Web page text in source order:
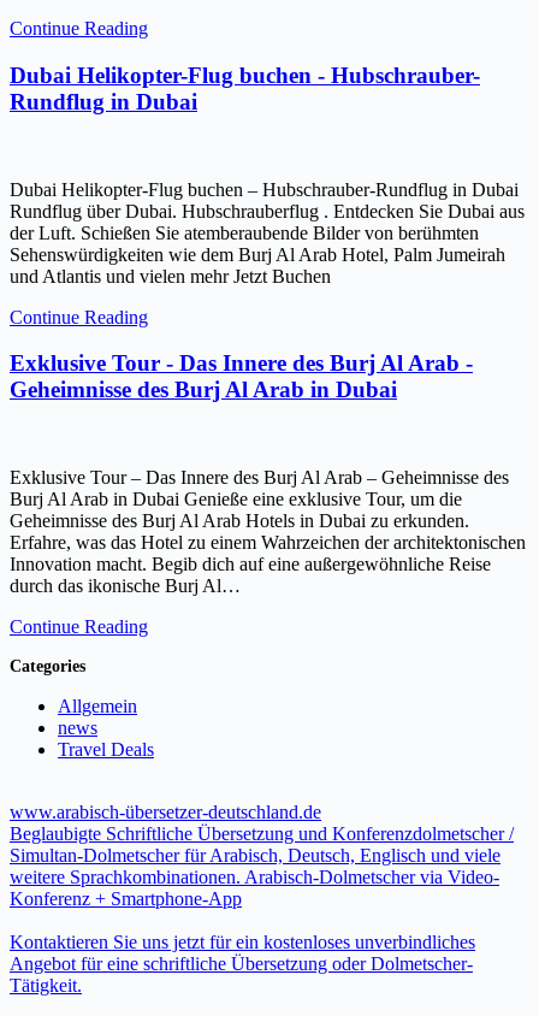
Continue Reading
Dubai Helikopter-Flug buchen - Hubschrauber-
Rundflug in Dubai
Dubai Helikopter-Flug buchen – Hubschrauber-Rundflug in Dubai
Rundflug über Dubai. Hubschrauberflug . Entdecken Sie Dubai aus
der Luft. Schießen Sie atemberaubende Bilder von berühmten
Sehenswürdigkeiten wie dem Burj Al Arab Hotel, Palm Jumeirah
und Atlantis und vielen mehr Jetzt Buchen
Continue Reading
Exklusive Tour - Das Innere des Burj Al Arab -
Geheimnisse des Burj Al Arab in Dubai
Exklusive Tour – Das Innere des Burj Al Arab – Geheimnisse des
Burj Al Arab in Dubai Genieße eine exklusive Tour, um die
Geheimnisse des Burj Al Arab Hotels in Dubai zu erkunden.
Erfahre, was das Hotel zu einem Wahrzeichen der architektonischen
Innovation macht. Begib dich auf eine außergewöhnliche Reise
durch das ikonische Burj Al…
Continue Reading
Categories
Allgemein
news
Travel Deals
www.arabisch-übersetzer-deutschland.de
Beglaubigte Schriftliche Übersetzung und Konferenzdolmetscher /
Simultan-Dolmetscher für Arabisch, Deutsch, Englisch und viele
weitere Sprachkombinationen. Arabisch-Dolmetscher via Video-
Konferenz + Smartphone-App
Kontaktieren Sie uns jetzt für ein kostenloses unverbindliches
Angebot für eine schriftliche Übersetzung oder Dolmetscher-
Tätigkeit.